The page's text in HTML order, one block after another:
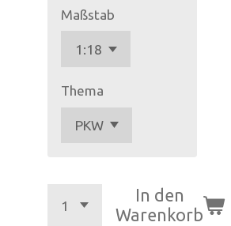
Maßstab
Thema
In den
Warenkorb